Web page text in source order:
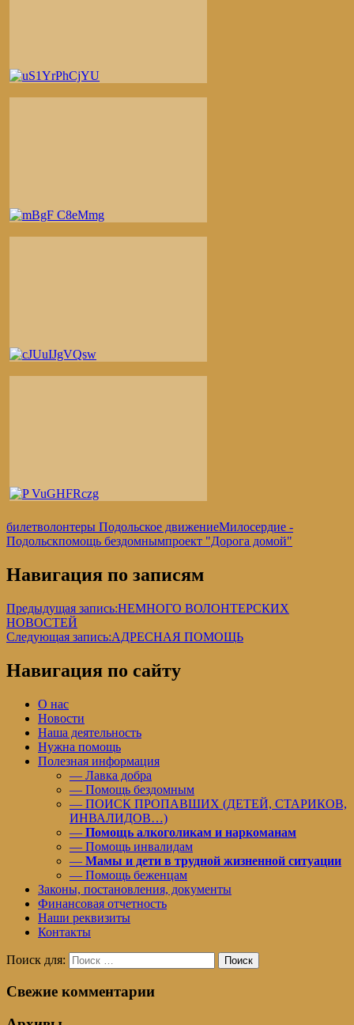
билетволонтеры Подольское движениеМилосердие -
Подольскпомощь бездомнымпроект "Дорога домой"
Навигация по записям
Предыдущая запись:НЕМНОГО ВОЛОНТЕРСКИХ
НОВОСТЕЙ
Следующая запись:АДРЕСНАЯ ПОМОЩЬ
Навигация по сайту
О нас
Новости
Наша деятельность
Нужна помощь
Полезная информация
— Лавка добра
— Помощь бездомным
— ПОИСК ПРОПАВШИХ (ДЕТЕЙ, СТАРИКОВ,
ИНВАЛИДОВ…)
— Помощь алкоголикам и наркоманам
— Помощь инвалидам
— Мамы и дети в трудной жизненной ситуации
— Помощь беженцам
Законы, постановления, документы
Финансовая отчетность
Наши реквизиты
Контакты
Поиск для: Поиск
Свежие комментарии